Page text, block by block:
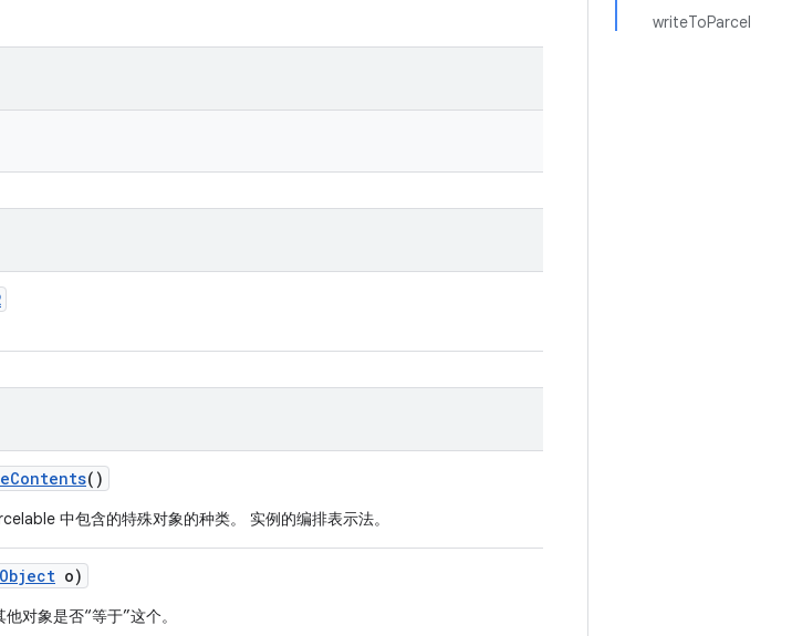
writeToParcel
Contents()
中包含的特殊对象的种类。 实例的编排表示法。
Object o)
对象是否“等于”这个。